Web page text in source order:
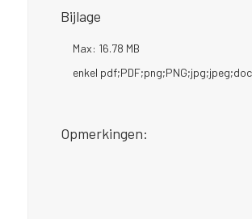
Bijlage
Max: 16.78 MB
enkel
Opmerkingen: